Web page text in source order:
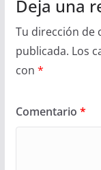
Deja una
Tu dirección de
publicada. Los
con *
Comentario *